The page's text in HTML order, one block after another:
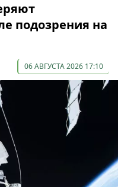
подозрения на
06 АВГУСТА 2026 17:10